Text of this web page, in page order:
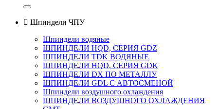
 Шпиндели ЧПУ
Шпиндели водяные
ШПИНДЕЛИ HQD, СЕРИЯ GDZ
ШПИНДЕЛИ TDK ВОДЯНЫЕ
ШПИНДЕЛИ HQD, СЕРИЯ GDK
ШПИНДЕЛИ DX ПО МЕТАЛЛУ
ШПИНДЕЛИ GDL С АВТОСМЕНОЙ
Шпиндели воздушного охлаждения
ШПИНДЕЛИ ВОЗДУШНОГО ОХЛАЖДЕНИЯ